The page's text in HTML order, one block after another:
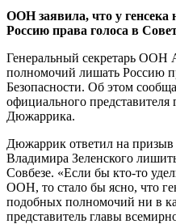
ООН заявила, что у
Россию права голоса в
Генеральный секретарь ООН
полномочий лишать Россию
Безопасности. Об этом
официального представителя
Дюжаррика.
Дюжаррик ответил на
Владимира Зеленского
Совбезе. «Если бы кто-то
ООН, то стало бы ясно, что
подобных полномочий ни в
представитель главы